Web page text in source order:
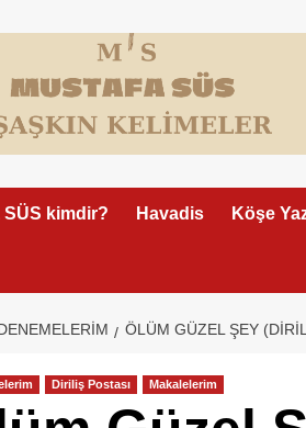
SÜS kimdir? Havadis Köşe
ÖLÜM GÜZEL ŞEY
Diriliş Postası Makalelerim